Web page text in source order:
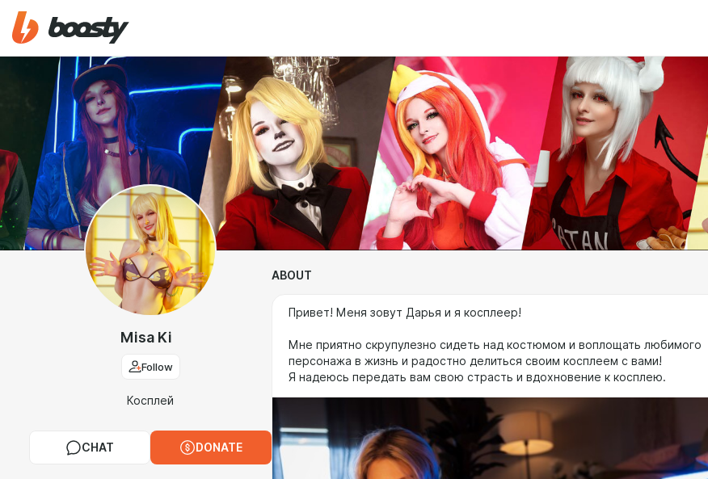
Misa Ki
Follow
Косплей
CHAT DONATE
ABOUT
Привет! Меня зовут Дарья и я косплеер!
Мне приятно скрупулезно сидеть над костюмом и воплощать любимого
персонажа в жизнь и радостно делиться своим косплеем с вами!
Я надеюсь передать вам свою страсть и вдохновение к косплею.